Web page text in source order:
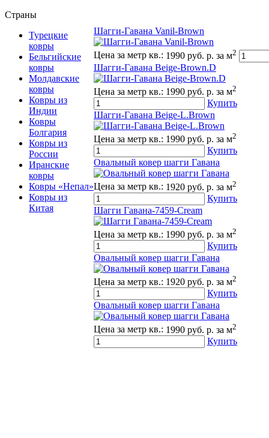
Страны
Турецкие
ковры
Бельгийские
ковры
Молдавские
ковры
Ковры из
Индии
Ковры
Болгария
Ковры из
России
Иранские
ковры
Ковры «Непал»
Ковры из
Китая
Шагги-Гавана Vanil-Brown
Цена за метр кв.: 1990 руб. р. за м2
Шагги-Гавана Beige-Brown.D
Цена за метр кв.: 1990 руб. р. за м2
Купить
Шагги-Гавана Beige-L.Brown
Цена за метр кв.: 1990 руб. р. за м2
Купить
Овальный ковер шагги Гавана
Цена за метр кв.: 1920 руб. р. за м2
Купить
Шагги Гавана-7459-Cream
Цена за метр кв.: 1990 руб. р. за м2
Купить
Овальный ковер шагги Гавана
Цена за метр кв.: 1920 руб. р. за м2
Купить
Овальный ковер шагги Гавана
Цена за метр кв.: 1990 руб. р. за м2
Купить